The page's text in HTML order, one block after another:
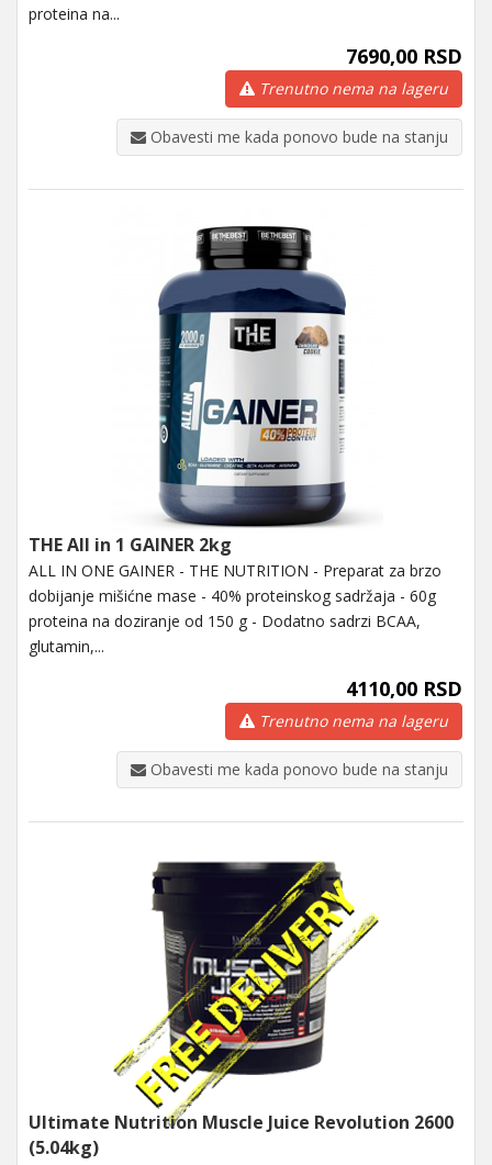
proteina na...
7690,00 RSD
Trenutno nema na lageru
Obavesti me kada ponovo bude na stanju
THE All in 1 GAINER 2kg
ALL IN ONE GAINER - THE NUTRITION - Preparat za brzo
dobijanje mišićne mase - 40% proteinskog sadržaja - 60g
proteina na doziranje od 150 g - Dodatno sadrzi BCAA,
glutamin,...
4110,00 RSD
Trenutno nema na lageru
Obavesti me kada ponovo bude na stanju
Ultimate Nutrition Muscle Juice Revolution 2600
(5.04kg)